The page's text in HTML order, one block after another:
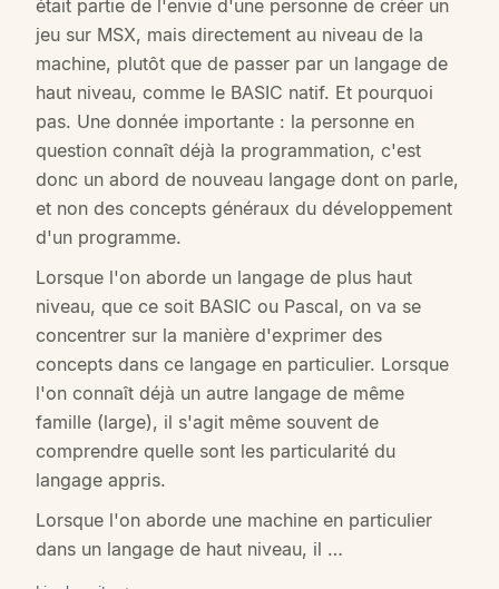
était partie de l'envie d'une personne de créer un
jeu sur MSX, mais directement au niveau de la
machine, plutôt que de passer par un langage de
haut niveau, comme le BASIC natif. Et pourquoi
pas. Une donnée importante : la personne en
question connaît déjà la programmation, c'est
donc un abord de nouveau langage dont on parle,
et non des concepts généraux du développement
d'un programme.
Lorsque l'on aborde un langage de plus haut
niveau, que ce soit BASIC ou Pascal, on va se
concentrer sur la manière d'exprimer des
concepts dans ce langage en particulier. Lorsque
l'on connaît déjà un autre langage de même
famille (large), il s'agit même souvent de
comprendre quelle sont les particularité du
langage appris.
Lorsque l'on aborde une machine en particulier
dans un langage de haut niveau, il …